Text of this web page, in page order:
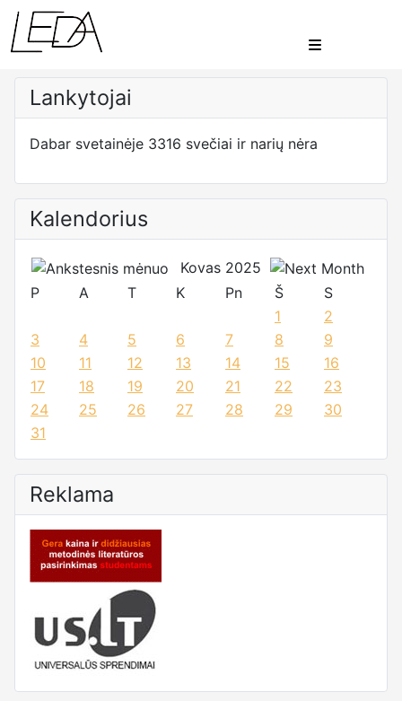
Lankytojai
Dabar svetainėje 3316 svečiai ir narių nėra
Kalendorius
Kovas 2025
P
A T K Pn Š
S
1
2
3
4 5 6 7 8
9
10
11 12 13 14 15
16
17
18 19 20 21 22
23
24
25 26 27 28 29
30
31
Reklama